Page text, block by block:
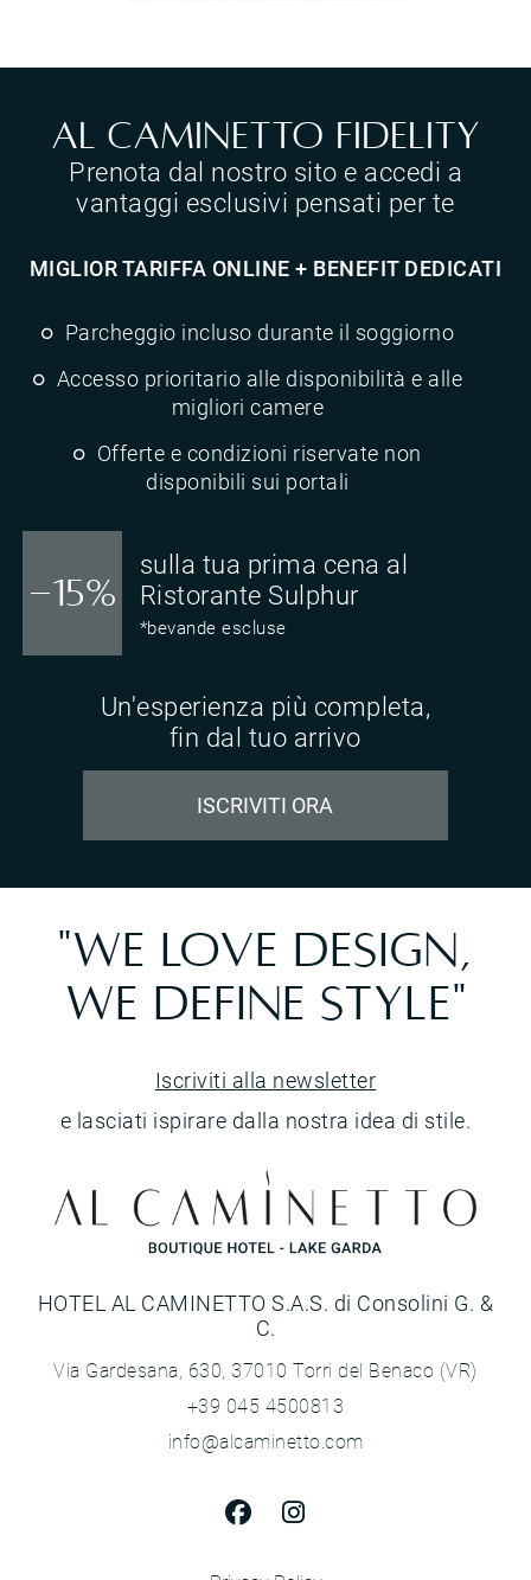
Al Caminetto Fidelity
Prenota dal nostro sito e accedi a
vantaggi esclusivi pensati per te
MIGLIOR TARIFFA ONLINE + BENEFIT DEDICATI
Parcheggio incluso durante il soggiorno
Accesso prioritario alle disponibilità e alle
migliori camere
Offerte e condizioni riservate non
disponibili sui portali
-15%
sulla tua prima cena al
Ristorante Sulphur
*bevande escluse
Un'esperienza più completa,
fin dal tuo arrivo
ISCRIVITI ORA
"WE LOVE DESIGN,
WE DEFINE STYLE"
Iscriviti alla newsletter
e lasciati ispirare dalla nostra idea di stile.
HOTEL AL CAMINETTO S.A.S. di Consolini G. &
C.
Via Gardesana, 630, 37010 Torri del Benaco (VR)
+39 045 4500813
info@alcaminetto.com